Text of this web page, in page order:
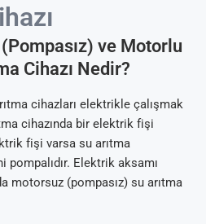
ve Motorlu
Cihazı Nedir?
cihazları elektrikle çalışmak
cihazında bir elektrik fişi
fişi varsa su arıtma
pompalıdır. Elektrik aksamı
motorsuz (pompasız) su arıtma